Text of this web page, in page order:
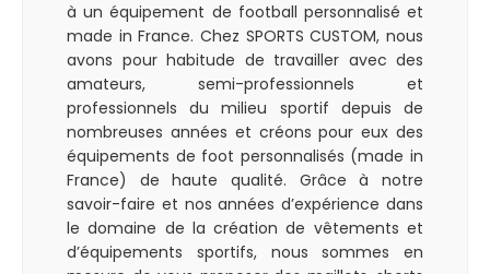
à un équipement de football personnalisé et
made in France. Chez SPORTS CUSTOM, nous
avons pour habitude de travailler avec des
amateurs, semi-professionnels et
professionnels du milieu sportif depuis de
nombreuses années et créons pour eux des
équipements de foot personnalisés (made in
France) de haute qualité. Grâce à notre
savoir-faire et nos années d’expérience dans
le domaine de la création de vêtements et
d’équipements sportifs, nous sommes en